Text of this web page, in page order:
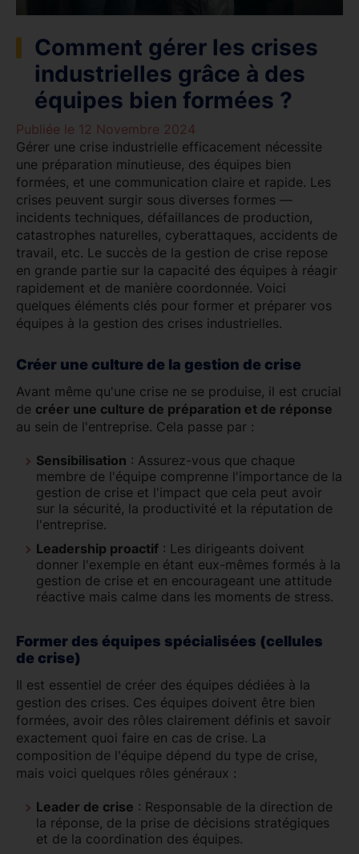
Comment gérer les crises
industrielles grâce à des
équipes bien formées ?
Publiée le 12 Novembre 2024
Gérer une crise industrielle efficacement nécessite
une préparation minutieuse, des équipes bien
formées, et une communication claire et rapide. Les
crises peuvent surgir sous diverses formes —
incidents techniques, défaillances de production,
catastrophes naturelles, cyberattaques, accidents de
travail, etc. Le succès de la gestion de crise repose
en grande partie sur la capacité des équipes à réagir
rapidement et de manière coordonnée. Voici
quelques éléments clés pour former et préparer vos
équipes à la gestion des crises industrielles.
Créer une culture de la gestion de crise
Avant même qu'une crise ne se produise, il est crucial
de créer une culture de préparation et de réponse
au sein de l'entreprise. Cela passe par :
Sensibilisation : Assurez-vous que chaque
membre de l'équipe comprenne l'importance de la
gestion de crise et l'impact que cela peut avoir
sur la sécurité, la productivité et la réputation de
l'entreprise.
Leadership proactif : Les dirigeants doivent
donner l'exemple en étant eux-mêmes formés à la
gestion de crise et en encourageant une attitude
réactive mais calme dans les moments de stress.
Former des équipes spécialisées (cellules
de crise)
Il est essentiel de créer des équipes dédiées à la
gestion des crises. Ces équipes doivent être bien
formées, avoir des rôles clairement définis et savoir
exactement quoi faire en cas de crise. La
composition de l'équipe dépend du type de crise,
mais voici quelques rôles généraux :
Leader de crise : Responsable de la direction de
la réponse, de la prise de décisions stratégiques
et de la coordination des équipes.